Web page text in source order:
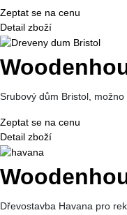
Zeptat se na cenu
Detail zboží
Srubový dům Bristol,
Zeptat se na cenu
Detail zboží
Dřevostavba Havana pro